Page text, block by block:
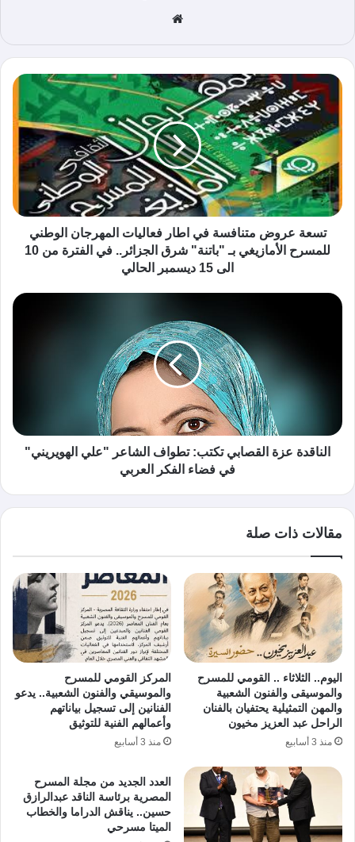
الوي
ب
تسعة عروض متنافسة في اطار فعاليات المهرجان الوطني
للمسرح الأمازيغي بـ "باتنة" شرق الجزائر.. في الفترة من 10
الى 15 ديسمبر الحالي
الناقدة عزة القصابي تكتب: تطواف الشاعر "علي الهويريني"
في فضاء الفكر العربي
مقالات ذات صلة
اليوم.. الثلاثاء .. القومي للمسرح
والموسيقى والفنون الشعبية
والمهن التمثيلية يحتفيان بالفنان
الراحل عبد العزيز مخيون
منذ 3 أسابيع
المركز القومي للمسرح
والموسيقي والفنون الشعبية.. يدعو
الفنانين إلى تسجيل بياناتهم
وأعمالهم الفنية للتوثيق
منذ 3 أسابيع
العدد الجديد من مجلة المسرح
المصرية برئاسة الناقد عبدالرازق
حسين.. يناقش الدراما والخطاب
الميتا مسرحي